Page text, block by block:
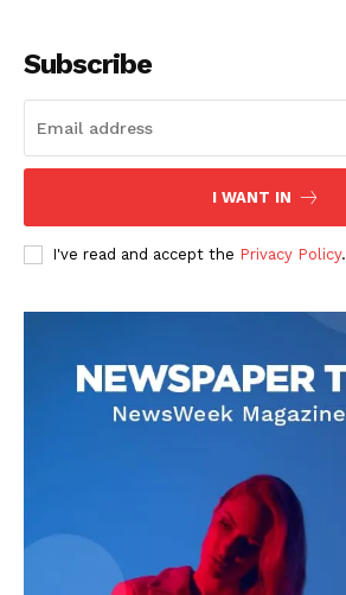
AIN NEWS 1
Contact Us
Subscribe
I WANT IN
I've read and accept the Privacy Policy.